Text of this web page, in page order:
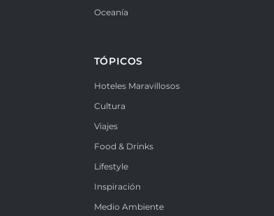
Oceanía
TÓPICOS
Hoteles Maravillosos
Cultura
Viajes
Food & Drinks
Lifestyle
Inspiración
Medio Ambiente